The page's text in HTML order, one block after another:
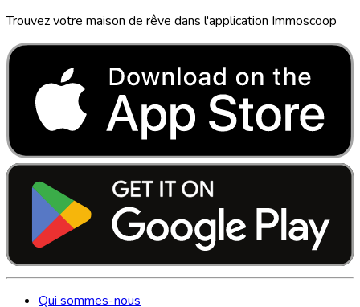
Trouvez votre maison de rêve dans l'application Immoscoop
Qui sommes-nous